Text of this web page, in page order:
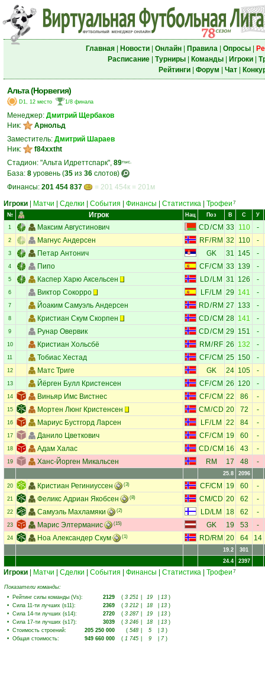
Главная| Новости| Онлайн| Правила| Опросы|
Расписание| Турниры| Команды| Игроки|
Рейтинги| Форум Чат|
Альта (Норвегия)
D1, 12 место 1/8 финала
Менеджер: Дмитрий Щербаков
Ник:
Арнольд
Заместитель: Дмитрий Шараев
Ник:
f84xxtht
Стадион: "Альта Идреттспарк", 89тыс.
База: 8 уровень (35 из 36 слотов)
Финансы: 201 454 837
= 201 454к = 201м
Игроки
Матчи Сделки События Финансы Статистика Трофеи 7
№ Игрок Нац Поз В С У
1 Максим Августинович CD/CM 33 110 -
2 Магнус Андерсен RF/ RM 32 110 -
3 Петар Антонич GK 31 145 -
4 Пипо CF/CM 33 139 -
5 Каспер Харю Аксельсен LD/ LM 31 126 -
6 Виктор Сокорро LF/ LM 29 141 -
7 Йоаким Самуэль Андерсен RD/ RM 27 133 -
8 Кристиан Скум Скорпен CD/CM 28 141 -
9 Рунар Овервик CD/CM 29 151 -
10 Кристиан Хольсбё RM / RF 26 132 -
11 Тобиас Хестад CF/CM 25 150 -
12 Матс Триге GK 24 105 -
13 Йёрген Булл Кристенсен CF/CM 26 120 -
14 Виньяр Имс Вистнес CF/CM 22 86 -
15 Мортен Люнг Кристенсен CM /CD 20 72 -
16 Мариус Бустгорд Ларсен LF/ LM 22 84 -
17 Данило Цветкович CF/CM 19 60 -
18 Адам Халас CD/CM 16 43 -
19 Ханс-Йорген Микальсен RM 17 48 -
25.8 2096
20 Кристиан Региниуссен (3) CF/CM 19 60 -
21 Феликс Адриан Якобсен (8) CM/CD 20 62 -
22 Самуэль Махламяки (2) LD/LM 18 62 -
23 Марис Элтерманис (15) GK 19 53 -
24 Ноа Александер Скум (1) RD/RM 20 64 14
19.2
301
24.4
2397
Игроки Матчи Сделки События Финансы Статистика Трофеи 7
Показатели команды:
• Рейтинг силы команды (Vs): 2129 ( 3 251 19 13 )
• Сила 11-ти лучших (s11): 2369 ( 3 212 18 13 )
• Сила 14-ти лучших (s14): 2720 ( 3 287 19 13 )
• Сила 17-ти лучших (s17): 3039 ( 3 246 18 13 )
• Стоимость строений: 205 250 000 ( 548 5 3 )
• Общая стоимость: 949 660 000 ( 1 745 9 7 )